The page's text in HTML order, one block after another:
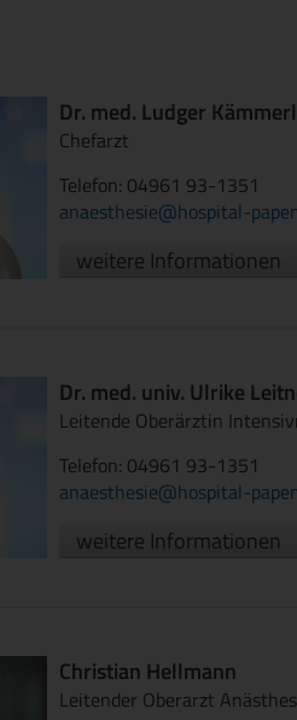
Dr. med. Ludger
Chefarzt
Telefon: 04961 93-1351
anaesthesie@hospital-
weitere Informationen
Dr. med. univ. Ulrike
Leitende Oberärztin
Telefon: 04961 93-1351
anaesthesie@hospital-
weitere Informationen
Christian Hellmann
Leitender Oberarzt